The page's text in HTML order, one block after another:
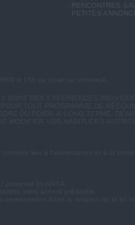
RENCONTRES
PETITES